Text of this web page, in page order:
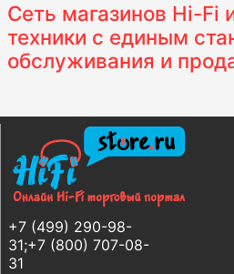
Сеть магазинов Hi-Fi
техники с единым
обслуживания и
+7 (499) 290-98-
31;+7 (800) 707-08-
31